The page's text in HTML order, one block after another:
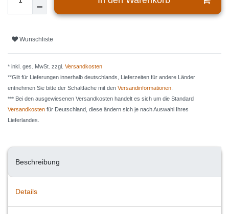
Wunschliste
* inkl. ges. MwSt. zzgl. Versandkosten
**Gilt für Lieferungen innerhalb deutschlands, Lieferzeiten für andere Länder
entnehmen Sie bitte der Schaltfäche mit den Versandinformationen
*** Bei den ausgewiesenen Versandkosten handelt es sich um die Standard
Versandkosten für Deutschland, diese ändern sich je nach Auswahl Ihres
Lieferlandes.
Beschreibung
Details